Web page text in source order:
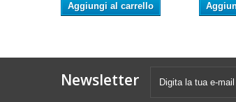
Aggiungi al carrello
Newsletter